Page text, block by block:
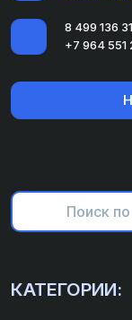
8 499 136
+7 964 551
КАТЕГОРИИ: